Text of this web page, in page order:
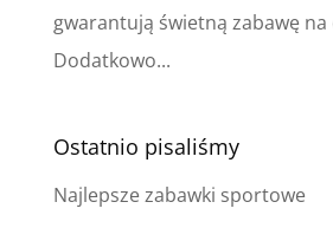
gwarantują świetną zabawę na
Dodatkowo...
Ostatnio pisaliśmy
Najlepsze zabawki sportowe